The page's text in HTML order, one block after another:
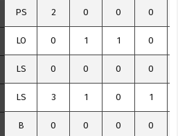
PS 2 0 0 0
LO 0 1 1 0
LS 0 0 0 0
LS 3 1 0 1
B 0 0 0 0